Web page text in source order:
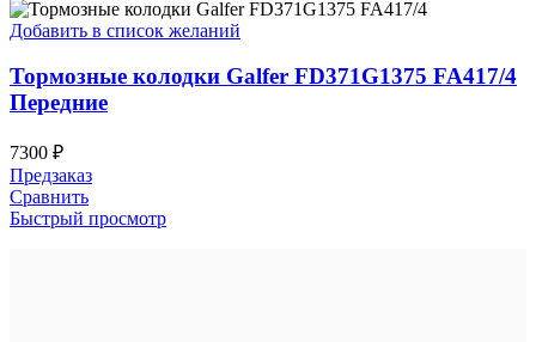
Добавить в список желаний
Тормозные колодки Galfer FD371G1375 FA417/4
Передние
7300 ₽
Предзаказ
Сравнить
Быстрый просмотр